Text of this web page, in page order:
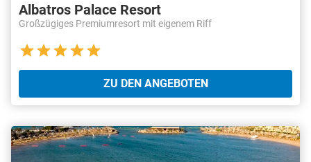
Albatros Palace Resort
Großzügiges Premiumresort mit eigenem Riff
ZU DEN ANGEBOTEN